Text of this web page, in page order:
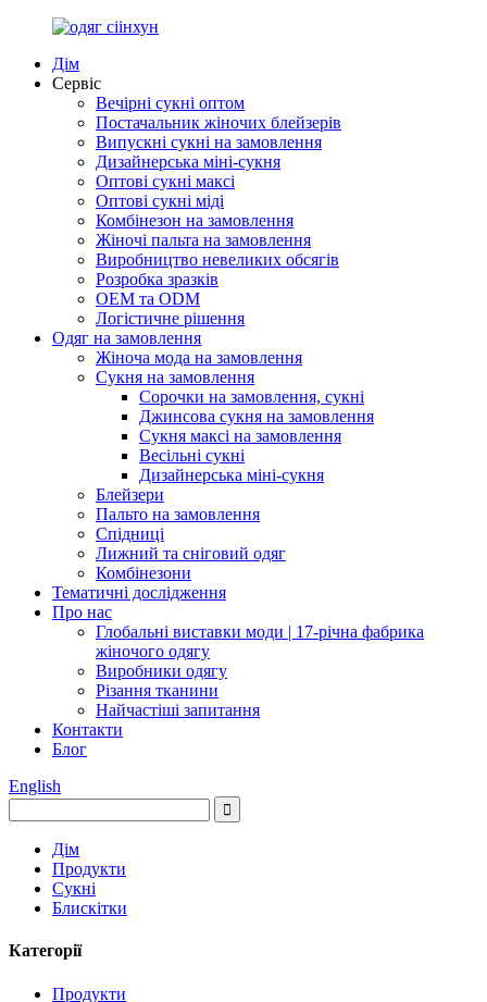
Дім
Сервіс
Вечірні сукні оптом
Постачальник жіночих блейзерів
Випускні сукні на замовлення
Дизайнерська міні-сукня
Оптові сукні максі
Оптові сукні міді
Комбінезон на замовлення
Жіночі пальта на замовлення
Виробництво невеликих обсягів
Розробка зразків
OEM та ODM
Логістичне рішення
Одяг на замовлення
Жіноча мода на замовлення
Сукня на замовлення
Сорочки на замовлення, сукні
Джинсова сукня на замовлення
Сукня максі на замовлення
Весільні сукні
Дизайнерська міні-сукня
Блейзери
Пальто на замовлення
Спідниці
Лижний та сніговий одяг
Комбінезони
Тематичні дослідження
Про нас
Глобальні виставки моди | 17-річна фабрика
жіночого одягу
Виробники одягу
Різання тканини
Найчастіші запитання
Контакти
Блог
English
Дім
Продукти
Сукні
Блискітки
Категорії
Продукти